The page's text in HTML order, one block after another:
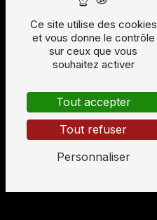
Ce site utilise des cookies
et vous donne le contrôle
sur ceux que vous
souhaitez activer
Tout accepter
Tout refuser
Personnaliser